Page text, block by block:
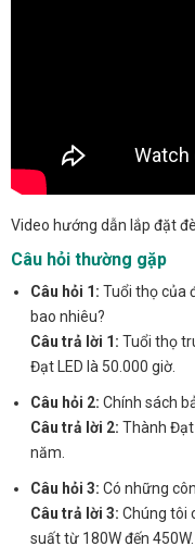
Video hướng dẫn lắp đặt
Câu hỏi thường gặp
Câu hỏi 1: Tuổi thọ của
bao nhiêu?
Câu trả lời 1: Tuổi thọ
Đạt LED là 50.000 giờ.
Câu hỏi 2: Chính sách
Câu trả lời 2: Thành Đạt
năm.
Câu hỏi 3: Có những
Câu trả lời 3: Chúng tôi
suất từ 180W đến 450W.